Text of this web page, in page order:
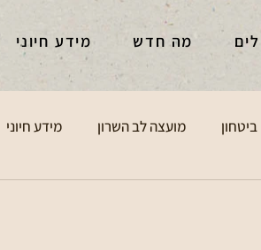
מה חדש מידע חיוני
ביטחון מועצה לב השרון מידע חיוני